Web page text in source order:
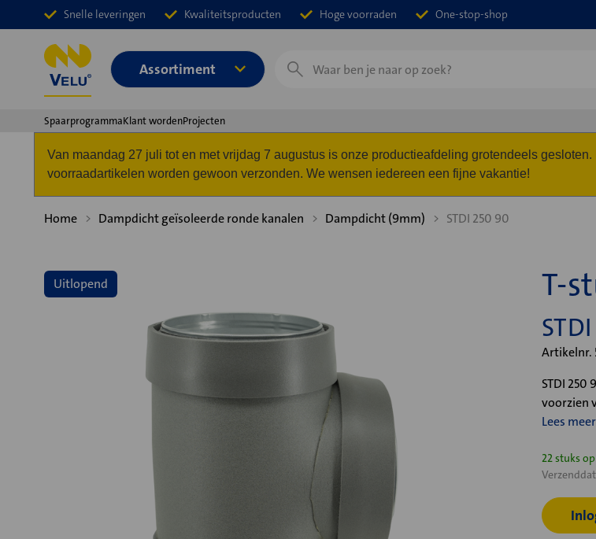
Snelle leveringen Kwaliteitsproducten Hoge voorraden One-stop-shop
Assortiment
Zoeken
SpaarprogrammaKlant wordenProjecten
Van maandag 27 juli tot en met vrijdag 7 augustus is onze productieafdeling grotendeels
voorraadartikelen worden gewoon verzonden. We wensen iedereen een fijne vakantie!
Home Dampdicht geïsoleerde ronde kanalen Dampdicht (9mm) STDI 250 90
Uitlopend T-
Artikelnr.
STDI
voorzien
Lees meer
Huidige
voorraad:
22 stuks